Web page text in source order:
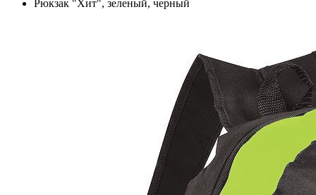
Рюкзак "Хит", зеленый, черный